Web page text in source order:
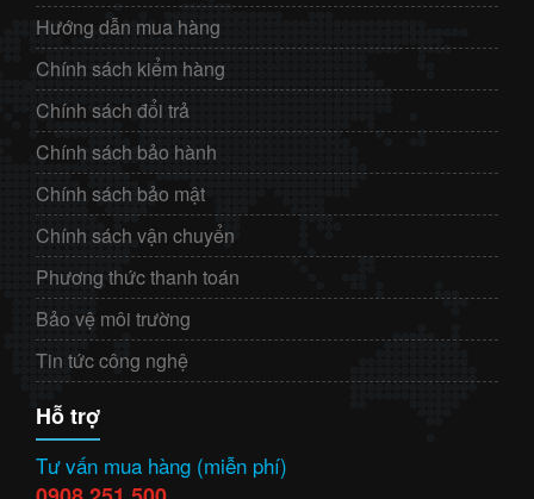
Hướng dẫn mua hàng
Chính sách kiểm hàng
Chính sách đổi trả
Chính sách bảo hành
Chính sách bảo mật
Chính sách vận chuyển
Phương thức thanh toán
Bảo vệ môi trường
Tin tức công nghệ
Hỗ trợ
Tư vấn mua hàng (miễn phí)